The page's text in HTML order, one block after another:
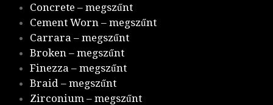
Concrete – megszűnt
Cement Worn – megszűnt
Carrara – megszűnt
Broken – megszűnt
Finezza – megszűnt
Braid – megszűnt
Zirconium – megszűnt